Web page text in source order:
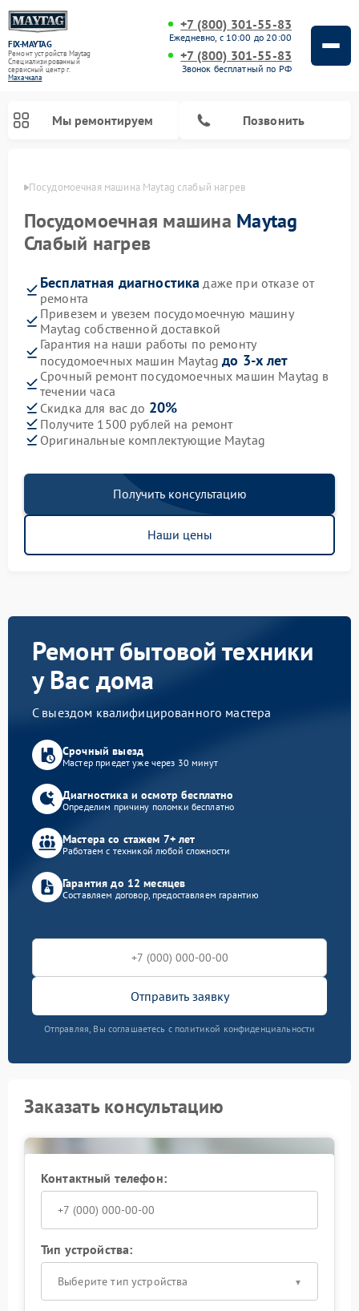
FIX-MAYTAG
Ремонт устройств Maytag
Специализированный
cервисный центр г.
Махачкала
+7 (800) 301-55-83
Ежедневно, с 10:00 до 20:00
+7 (800) 301-55-83
Звонок бесплатный по РФ
Мы ремонтируем Позвонить
Посудомоечная машина Maytag слабый нагрев
Посудомоечная машина Maytag
Слабый нагрев
Бесплатная диагностика даже при отказе от
ремонта
Привезем и увезем посудомоечную машину
Maytag собственной доставкой
Гарантия на наши работы по ремонту
посудомоечных машин Maytagдо 3-х лет
Срочный ремонт посудомоечных машин Maytag в
течении часа
Скидка для вас до 20%
Получите 1500 рублей на ремонт
Оригинальные комплектующие Maytag
Получить консультацию
Наши цены
Ремонт бытовой техники
у Вас дома
С выездом квалифицированного мастера
Срочный выезд
Мастер приедет уже через 30 минут
Диагностика и осмотр бесплатно
Определим причину поломки бесплатно
Мастера со стажем 7+ лет
Работаем с техникой любой сложности
Гарантия до 12 месяцев
Составляем договор, предоставляем гарантию
Отправить заявку
Отправляя, Вы соглашаетесь с политикой конфиденциальности
Заказать консультацию
Контактный телефон:
Тип устройства:
Выберите тип устройства